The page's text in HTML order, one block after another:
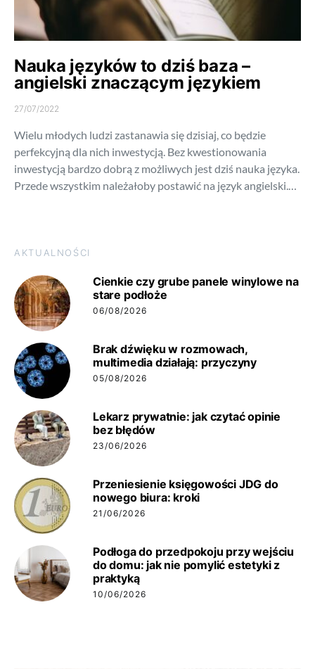
Nauka języków to dziś baza –
angielski znaczącym językiem
27/07/2022
Wielu młodych ludzi zastanawia się dzisiaj, co będzie
perfekcyjną dla nich inwestycją. Bez kwestionowania
inwestycją bardzo dobrą z możliwych jest dziś nauka języka.
Przede wszystkim należałoby postawić na język angielski.…
AKTUALNOŚCI
Cienkie czy grube panele winylowe na
stare podłoże
06/08/2026
Brak dźwięku w rozmowach,
multimedia działają: przyczyny
05/08/2026
Lekarz prywatnie: jak czytać opinie
bez błędów
23/06/2026
Przeniesienie księgowości JDG do
nowego biura: kroki
21/06/2026
Podłoga do przedpokoju przy wejściu
do domu: jak nie pomylić estetyki z
praktyką
10/06/2026